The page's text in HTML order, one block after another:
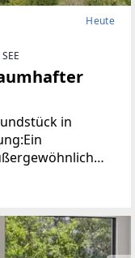
Heute
in
die umliegende